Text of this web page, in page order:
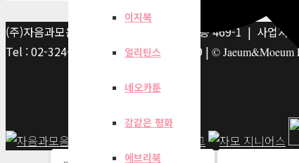
이지북
얼리틴스
네오카툰
강같은 평화
에브리북
(주)자음과모음 | 10881 경기 파주시 서패동 469-1 | 사업자
Tel : 02-324-2347 | Fax : 02-6959-8459 | © Jaeum&Moeum